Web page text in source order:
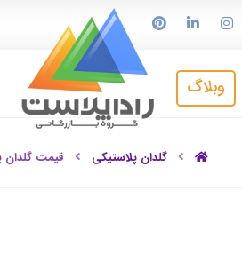
وبلاگ
گلدان پلاستیکی قیمت گلدان